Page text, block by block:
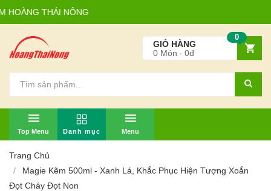
THÁI NÔNG
GIỎ HÀNG
0
0 Món 0đ
TOP MENU MENU
Trang Chủ
Magie Kẽm 500ml - Xanh Lá, Khắc Phục Hiện Tượng Xoắn
Đọt Cháy Đọt Non